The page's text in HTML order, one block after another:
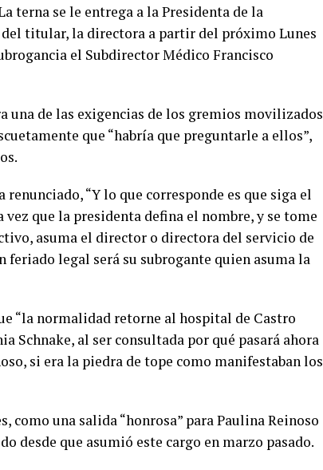
terna se le entrega a la Presidenta de la
titular, la directora a partir del próximo Lunes
el Subdirector Médico Francisco
una de las exigencias de los gremios movilizados
que “habría que preguntarle a ellos”,
“Y lo que corresponde es que siga el
que la presidenta defina el nombre, y se tome
asuma el director o directora del servicio de
feriado legal será su subrogante quien asuma la
“la normalidad retorne al hospital de Castro
Schnake, al ser consultada por qué pasará ahora
si era la piedra de tope como manifestaban los
como una salida “honrosa” para Paulina Reinoso
desde que asumió este cargo en marzo pasado.